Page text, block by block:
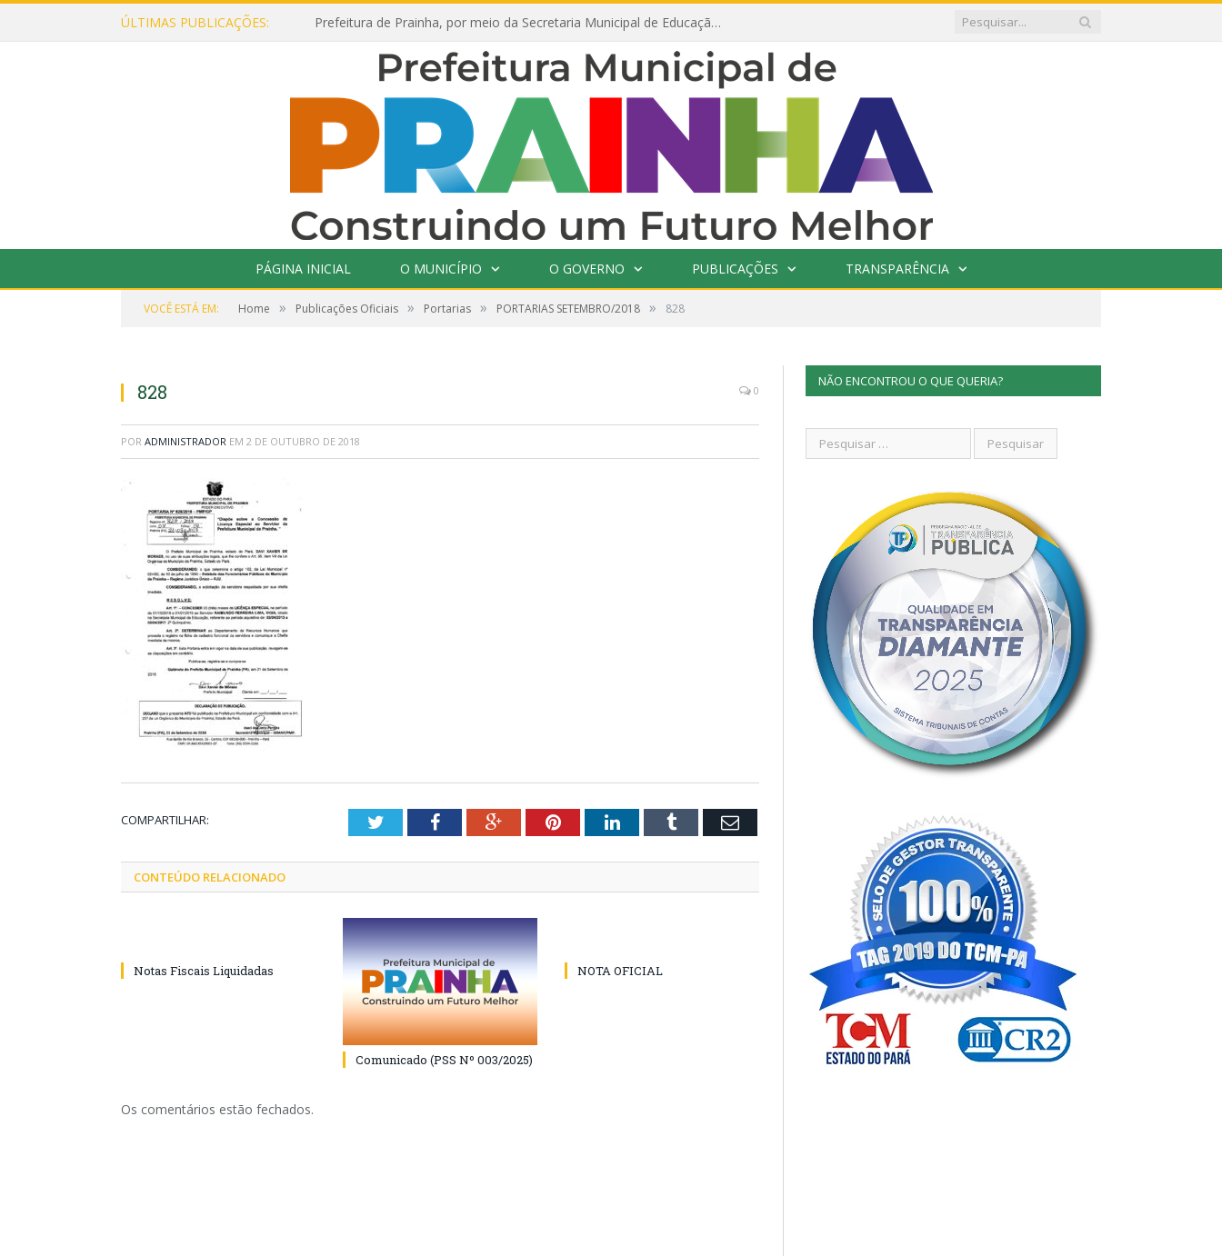
ÚLTIMAS PUBLICAÇÕES: Prefeitura de Prainha, por meio da Secretaria Municipal de Educação, abre 354 vagas na área da Educação para 2025 com processo seletivo simplificado
PÁGINA INICIAL O MUNICÍPIO O GOVERNO PUBLICAÇÕES TRANSPARÊNCIA
VOCÊ ESTÁ EM: Home » Publicações Oficiais » Portarias » PORTARIAS SETEMBRO/2018 » 828
828 0
POR ADMINISTRADOR EM 2 DE OUTUBRO DE 2018
COMPARTILHAR: TwitterFacebookGoogle+PinterestLinkedInTumblr Email
CONTEÚDO RELACIONADO
Notas Fiscais Liquidadas
Comunicado (PSS Nº 003/2025)
NOTA OFICIAL
Os comentários estão fechados.
NÃO ENCONTROU O QUE QUERIA?